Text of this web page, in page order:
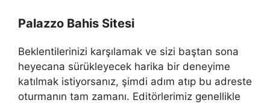
Palazzo Bahis Sitesi
Beklentilerinizi karşılamak ve sizi baştan sona
heyecana sürükleyecek harika bir deneyime
katılmak istiyorsanız, şimdi adım atıp bu adreste
oturmanın tam zamanı. Editörlerimiz genellikle